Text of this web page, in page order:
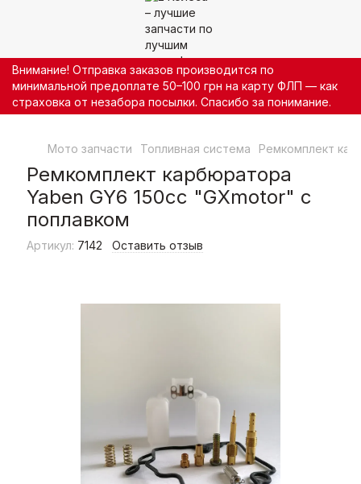
Внимание! Отправка заказов производится по
минимальной предоплате 50–100 грн на карту ФЛП — как
страховка от незабора посылки. Спасибо за понимание.
Мото запчасти Топливная система Ремкомплект
Ремкомплект карбюратора
Yaben GY6 150cc "GXmotor" с
поплавком
Артикул: 7142 Оставить отзыв